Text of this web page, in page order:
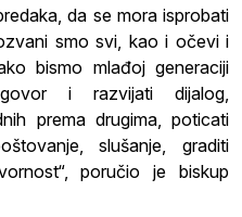
da se mora isprobati
smo svi, kao i očevi i
bismo mlađoj generaciji
i razvijati dijalog,
prema drugima, poticati
slušanje, graditi
poručio je biskup